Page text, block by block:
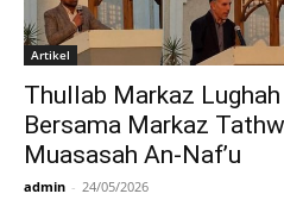
Artikel
Thullab Markaz
Bersama Markaz
Muasasah An-Naf’u
admin - 24/05/2026